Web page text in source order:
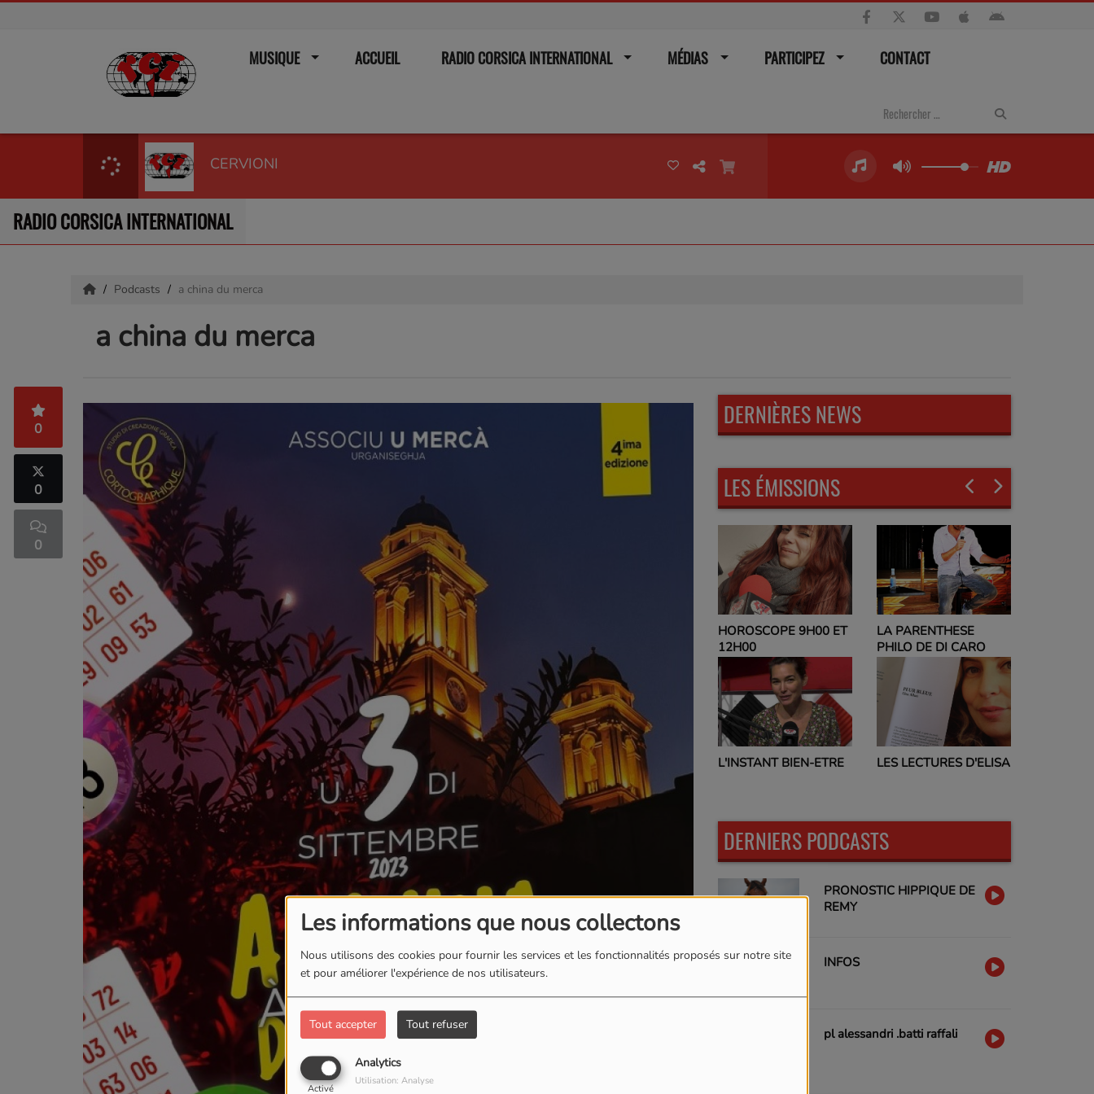
Les informations que nous collectons
Nous utilisons des cookies pour fournir les services et les fonctionnalités proposés sur notre site
et pour améliorer l'expérience de nos utilisateurs.
Tout accepter Tout refuser
Analytics
Activé
Utilisation: Analyse
MUSIQUE ACCUEIL RADIO CORSICA INTERNATIONAL MÉDIAS PARTICIPEZ CONTACT
CERVIONI
RADIO CORSICA INTERNATIONAL
Podcasts a china du merca
a china du merca
0
0
0
DERNIÈRES NEWS
LES ÉMISSIONS
12H00
L'INSTANT BIEN-ETRE
LA PARENTHESE
PHILO DE DI CARO
LES LECTURES D'ELISA
EVELYNE ADAM
PARLEZ-MOI DE VOUS
ET NO POLITIC
PROGRAMMES TV
DERNIERS PODCASTS
PRONOSTIC HIPPIQUE DE
REMY
INFOS
pl alessandri .batti raffali